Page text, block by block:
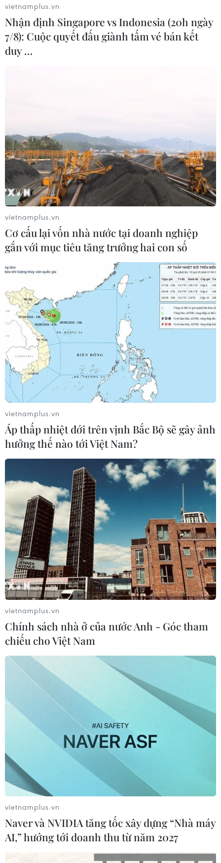
TIN CÙNG CHUYÊN MỤC
Thổ Nhĩ Kỳ tăng cường truy quét IS,
bắt giữ hơn 100 nghi phạm
07/08/2026 14:55
Tây Ban Nha triệt phá đường dây
buôn người xuyên Địa Trung Hải
07/08/2026 12:13
Hy Lạp tạm giam một thị trưởng tình
vietnamplus.vn
Nhận định Singapore vs Indonesia (20h ngày
7/8): Cuộc quyết đấu giành tấm vé bán kết
duy …
vietnamplus.vn
Cơ cấu lại vốn nhà nước tại doanh nghiệp
gắn với mục tiêu tăng trưởng hai con số
vietnamplus.vn
Áp thấp nhiệt đới trên vịnh Bắc Bộ sẽ gây ảnh
hưởng thế nào tới Việt Nam?
vietnamplus.vn
Chính sách nhà ở của nước Anh - Góc tham
chiếu cho Việt Nam
vietnamplus.vn
Naver và NVIDIA tăng tốc xây dựng “Nhà máy
AI,” hướng tới doanh thu từ năm 2027